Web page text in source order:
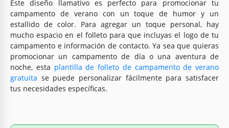
Este diseño llamativo es perfecto para promocionar tu
campamento de verano con un toque de humor y un
estallido de color. Para agregar un toque personal, hay
mucho espacio en el folleto para que incluyas el logo de tu
campamento e información de contacto. Ya sea que quieras
promocionar un campamento de día o una aventura de
noche, esta plantilla de folleto de campamento de verano
gratuita se puede personalizar fácilmente para satisfacer
tus necesidades específicas.